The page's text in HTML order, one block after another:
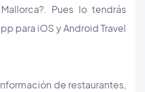
Pues lo tendrás
para iOS y Android Travel
de restaurantes,